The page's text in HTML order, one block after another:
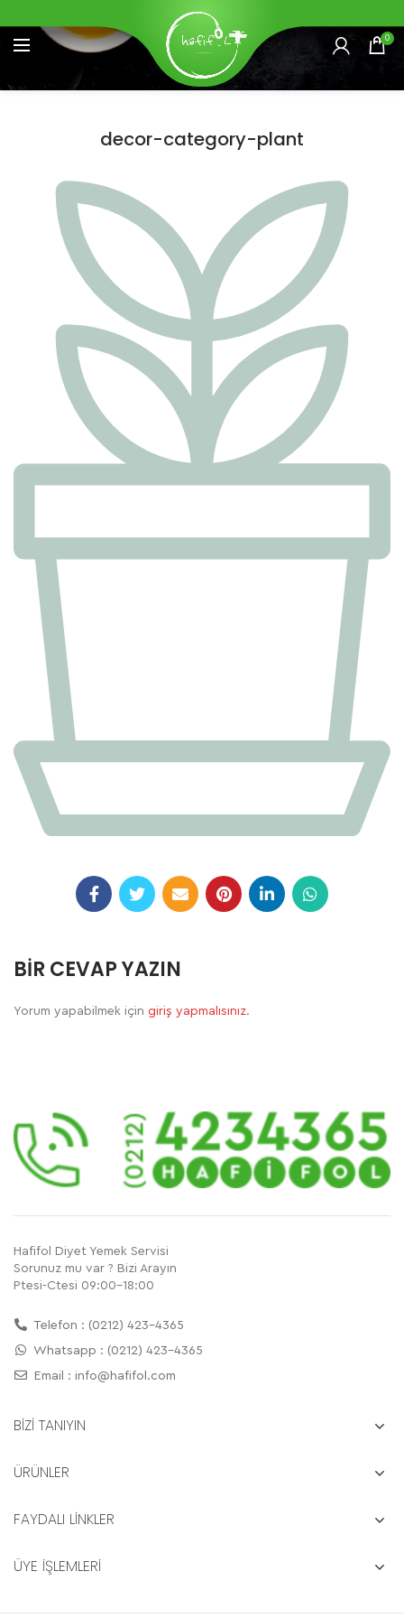
0
decor-category-plant
BIR CEVAP YAZIN
Yorum yapabilmek için giriş yapmalısınız.
Hafifol Diyet Yemek Servisi
Sorunuz mu var ? Bizi Arayın
Ptesi-Ctesi 09:00-18:00
Telefon : (0212) 423-4365
Whatsapp : (0212) 423-4365
Email : info@hafifol.com
BİZİ TANIYIN
ÜRÜNLER
FAYDALI LİNKLER
ÜYE İŞLEMLERİ